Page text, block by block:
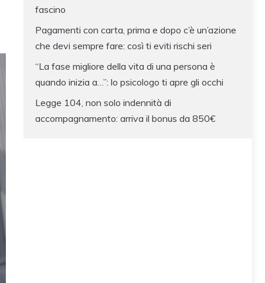
fascino
Pagamenti con carta, prima e dopo c’è un’azione
che devi sempre fare: così ti eviti rischi seri
“La fase migliore della vita di una persona è
quando inizia a…”: lo psicologo ti apre gli occhi
Legge 104, non solo indennità di
accompagnamento: arriva il bonus da 850€